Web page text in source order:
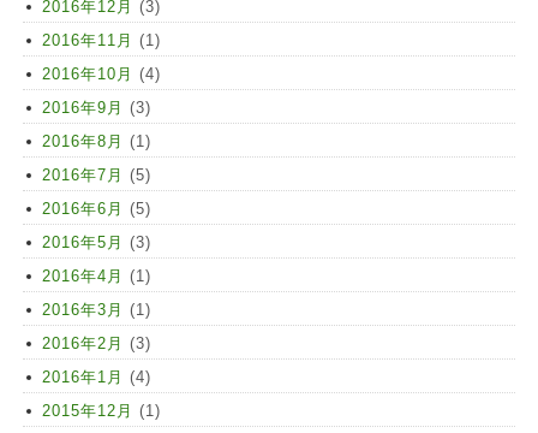
2016年12月 (3)
2016年11月 (1)
2016年10月 (4)
2016年9月 (3)
2016年8月 (1)
2016年7月 (5)
2016年6月 (5)
2016年5月 (3)
2016年4月 (1)
2016年3月 (1)
2016年2月 (3)
2016年1月 (4)
2015年12月 (1)